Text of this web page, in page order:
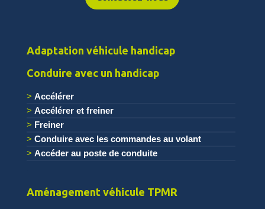
Adaptation véhicule handicap
Conduire avec un handicap
Accélérer
Accélérer et freiner
Freiner
Conduire avec les commandes au volant
Accéder au poste de conduite
Aménagement véhicule TPMR